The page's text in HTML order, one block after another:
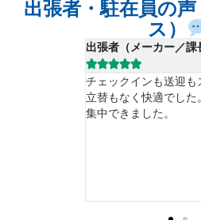
出張者・駐在員の
ス）
出張者（メーカー／課

チェックインも送迎も
立替もなく快適でした
集中できました。